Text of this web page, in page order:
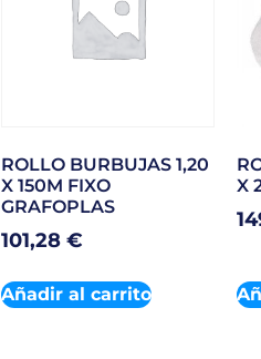
ROLLO BURBUJAS 1,20
X 150M FIXO
GRAFOPLAS
101,28 €
Añadir al carrito
X